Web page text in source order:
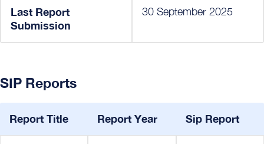
Last Report
Submission
30 September 2025
SIP Reports
Report Title Report Year Sip Report